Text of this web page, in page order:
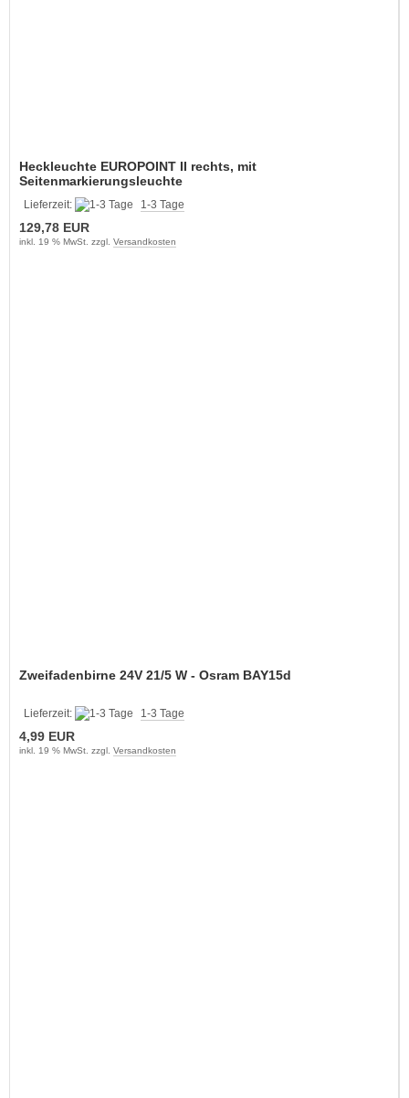
Heckleuchte EUROPOINT II rechts, mit
Seitenmarkierungsleuchte
Lieferzeit: 1-3 Tage
129,78 EUR
inkl. 19 % MwSt. zzgl. Versandkosten
Zweifadenbirne 24V 21/5 W - Osram BAY15d
Lieferzeit: 1-3 Tage
4,99 EUR
inkl. 19 % MwSt. zzgl. Versandkosten